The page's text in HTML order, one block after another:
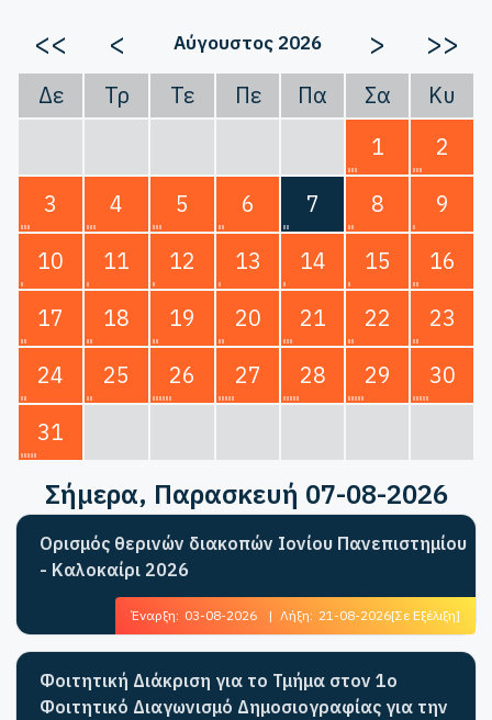
<< < Αύγουστος 2026 > >>
Δε Τρ Τε Πε Πα Σα
Κυ
1
2
3
4 5 6 7 8
9
10
11 12 13 14 15
16
17
18 19 20 21 22
23
24
25 26 27 28 29
30
31
Σήμερα, Παρασκευή 07-08-2026
Ορισμός θερινών διακοπών Ιονίου Πανεπιστημίου
- Καλοκαίρι 2026
Έναρξη: 03-08-2026 | Λήξη: 21-08-2026[Σε Εξέλιξη]
Φοιτητική Διάκριση για το Τμήμα στον 1ο
Φοιτητικό Διαγωνισμό Δημοσιογραφίας για την